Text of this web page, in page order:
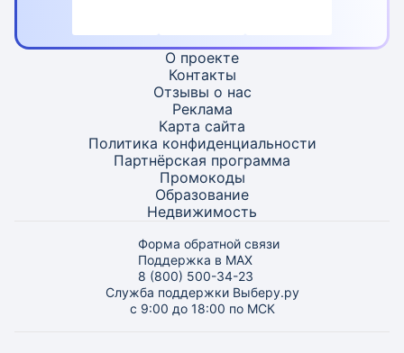
О проекте
Контакты
Отзывы о нас
Реклама
Карта сайта
Политика конфиденциальности
Партнёрская программа
Промокоды
Образование
Недвижимость
Форма обратной связи
Поддержка в MAX
8 (800) 500-34-23
Служба поддержки Выберу.ру
с 9:00 до 18:00 по МСК